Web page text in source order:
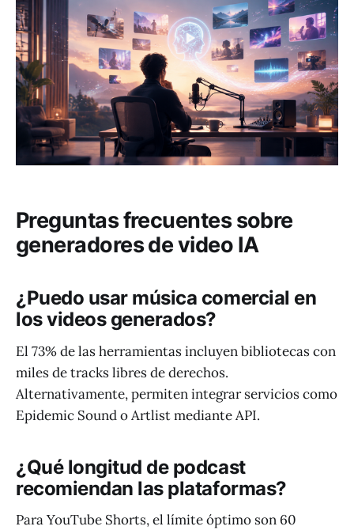
Preguntas frecuentes sobre
generadores de video IA
¿Puedo usar música comercial en
los videos generados?
El 73% de las herramientas incluyen bibliotecas con
miles de tracks libres de derechos.
Alternativamente, permiten integrar servicios como
Epidemic Sound o Artlist mediante API.
¿Qué longitud de podcast
recomiendan las plataformas?
Para YouTube Shorts, el límite óptimo son 60